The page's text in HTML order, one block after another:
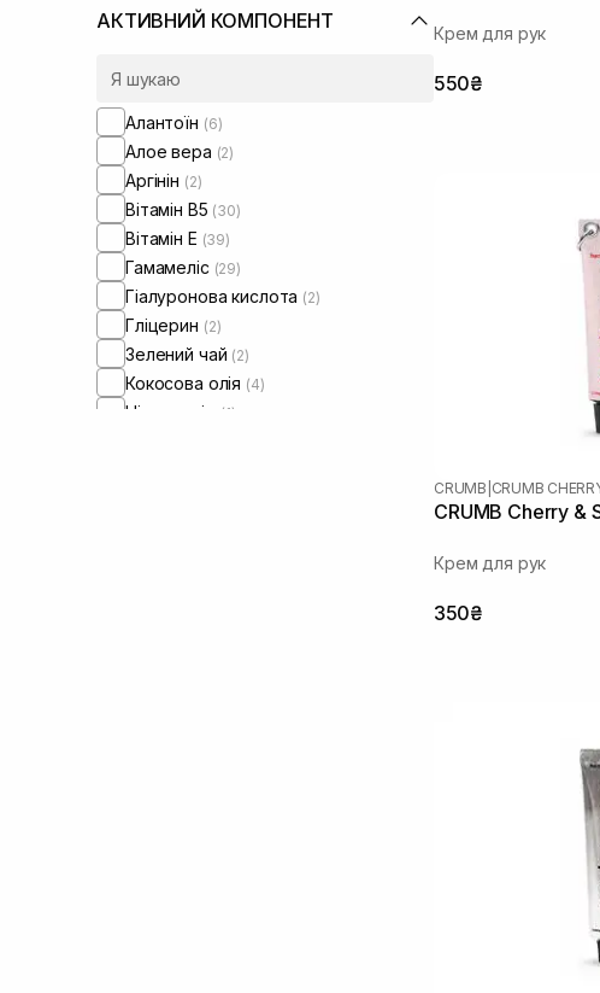
АКТИВНИЙ КОМПОНЕНТ
Алантоїн (6)
Алое вера (2)
Аргінін (2)
Вітамін B5 (30)
Вітамін Е (39)
Гамамеліс (29)
Гіалуронова кислота (2)
Гліцерин (2)
Зелений чай (2)
Кокосова олія (4)
Ніацинамід (1)
Крем для рук
550₴
CRUMB CRUMB
CRUMB Cherry &
Крем для рук
350₴